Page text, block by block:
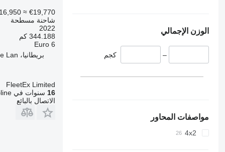
الوزن الإجمالي
– كجم
مواصفات المحاور
4x2
≈ €19,770
شاحنة مسطحة
2022
344.188 كم
Euro 6
بريطانيا، Cliffe Hill Depot Beveridge Lan
FleetEx Limited
16 سنوات في Autoline
الاتصال بالبائع